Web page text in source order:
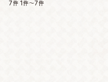
7件 1件～7件